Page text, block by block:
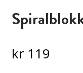
kr 119